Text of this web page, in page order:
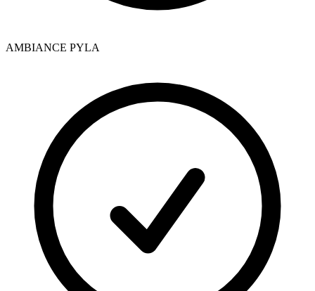
AMBIANCE PYLA